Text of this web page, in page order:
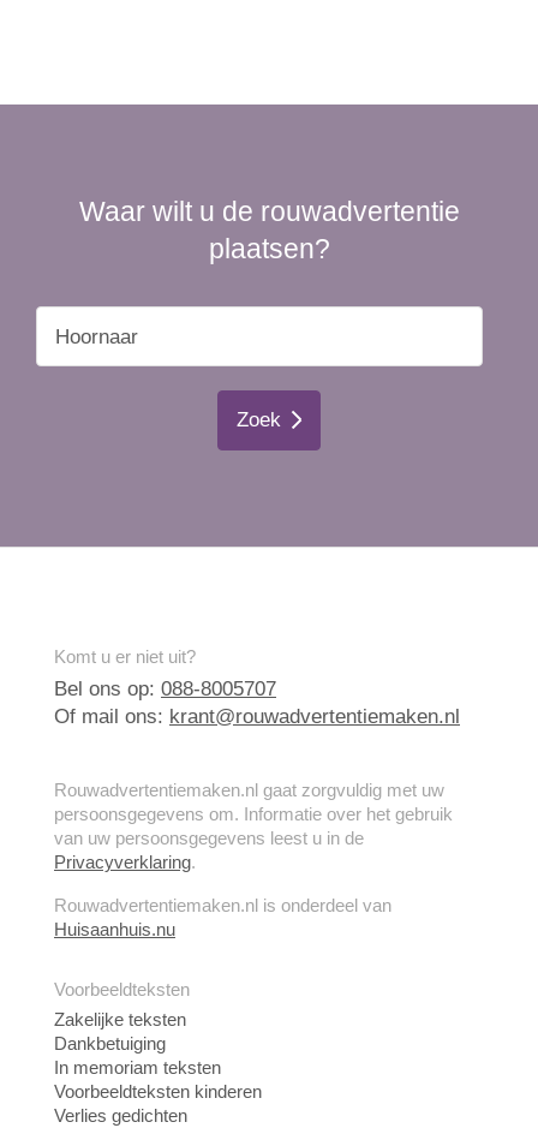
Waar wilt u de rouwadvertentie
plaatsen?
Zoek
Komt u er niet uit?
Bel ons op: 088-8005707
Of mail ons: krant@rouwadvertentiemaken.nl
Rouwadvertentiemaken.nl gaat zorgvuldig met uw
persoonsgegevens om. Informatie over het gebruik
van uw persoonsgegevens leest u in de
Privacyverklaring.
Rouwadvertentiemaken.nl is onderdeel van
Huisaanhuis.nu
Voorbeeldteksten
Zakelijke teksten
Dankbetuiging
In memoriam teksten
Voorbeeldteksten kinderen
Verlies gedichten